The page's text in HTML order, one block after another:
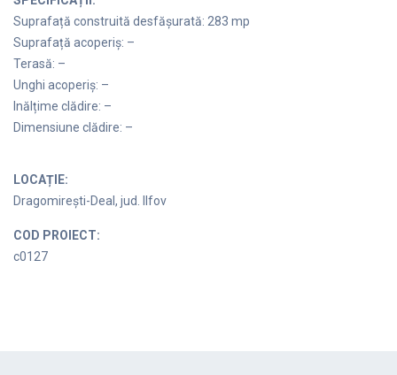
Suprafață construită desfășurată: 283 mp
Suprafață acoperiș: –
Terasă: –
Unghi acoperiș: –
Inălțime clădire: –
Dimensiune clădire: –
LOCAȚIE:
Dragomirești-Deal, jud. Ilfov
COD PROIECT:
c0127